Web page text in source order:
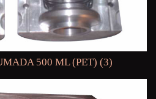
500 ML (PET) (3)